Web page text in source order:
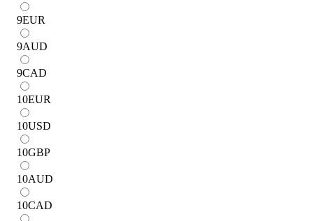
9EUR
9AUD
9CAD
10EUR
10USD
10GBP
10AUD
10CAD